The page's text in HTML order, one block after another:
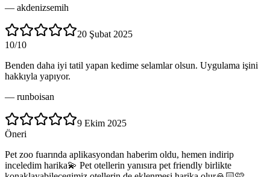
— akdenizsemih
20 Şubat 2025
10/10
Benden daha iyi tatil yapan kedime selamlar olsun. Uygulama işini
hakkıyla yapıyor.
— runboisan
9 Ekim 2025
Öneri
Pet zoo fuarında aplikasyondan haberim oldu, hemen indirip
inceledim harika💫 Pet otellerin yanısıra pet friendly birlikte